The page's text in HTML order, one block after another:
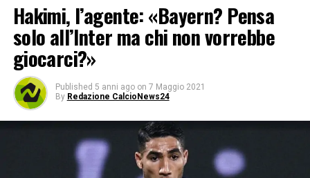
Hakimi, l’agente: «Bayern? Pensa
solo all’Inter ma chi non vorrebbe
giocarci?»
Published 5 anni ago on 7 Maggio 2021
By Redazione CalcioNews24